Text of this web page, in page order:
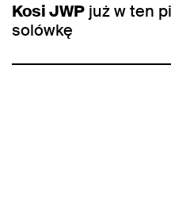
Kosi JWP już w ten
solówkę